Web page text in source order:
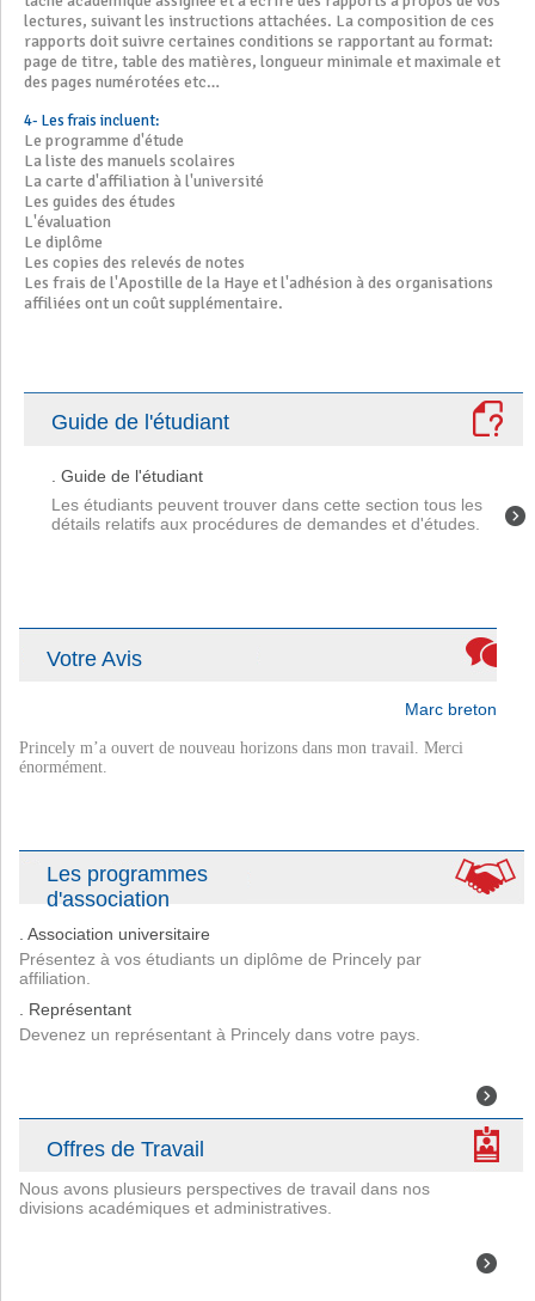
lectures, suivant les instructions attachées. La composition de ces
rapports doit suivre certaines conditions se rapportant au format:
page de titre, table des matières, longueur minimale et maximale et
des pages numérotées etc…
4- Les frais incluent:
Le programme d'étude
La liste des manuels scolaires
La carte d'affiliation à l'université
Les guides des études
L'évaluation
Le diplôme
Les copies des relevés de notes
Les frais de l'Apostille de la Haye et l'adhésion à des organisations
affiliées ont un coût supplémentaire.
Guide de l'étudiant
. Guide de l'étudiant
Les étudiants peuvent trouver dans cette section tous les
détails relatifs aux procédures de demandes et d'études.
Votre Avis
Fabienne
aussi riche. Merci.
Marc breton
Princely m’a ouvert de nouveau horizons dans mon travail. Merci
Les programmes
d'association
. Association universitaire
Présentez à vos étudiants un diplôme de Princely par
affiliation.
. Représentant
Devenez un représentant à Princely dans votre pays.
Offres de Travail
Nous avons plusieurs perspectives de travail dans nos
divisions académiques et administratives.